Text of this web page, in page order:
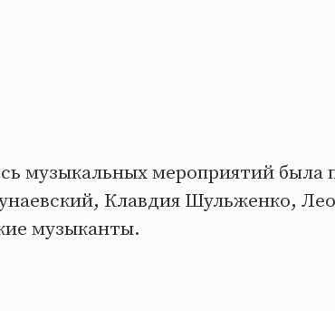
музыкальных мероприятий была
Клавдия Шульженко,
музыканты.